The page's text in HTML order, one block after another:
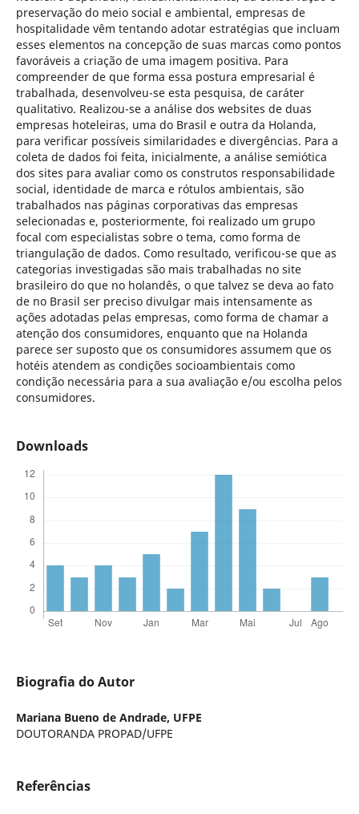
preservação do meio social e ambiental, empresas de
hospitalidade vêm tentando adotar estratégias que incluam
esses elementos na concepção de suas marcas como pontos
favoráveis a criação de uma imagem positiva. Para
compreender de que forma essa postura empresarial é
trabalhada, desenvolveu-se esta pesquisa, de caráter
qualitativo. Realizou-se a análise dos websites de duas
empresas hoteleiras, uma do Brasil e outra da Holanda,
para verificar possíveis similaridades e divergências. Para a
coleta de dados foi feita, inicialmente, a análise semiótica
dos sites para avaliar como os construtos responsabilidade
social, identidade de marca e rótulos ambientais, são
trabalhados nas páginas corporativas das empresas
selecionadas e, posteriormente, foi realizado um grupo
focal com especialistas sobre o tema, como forma de
triangulação de dados. Como resultado, verificou-se que as
categorias investigadas são mais trabalhadas no site
brasileiro do que no holandês, o que talvez se deva ao fato
de no Brasil ser preciso divulgar mais intensamente as
ações adotadas pelas empresas, como forma de chamar a
atenção dos consumidores, enquanto que na Holanda
parece ser suposto que os consumidores assumem que os
hotéis atendem as condições socioambientais como
condição necessária para a sua avaliação e/ou escolha pelos
consumidores.
Downloads
Biografia do Autor
Mariana Bueno de Andrade, UFPE
DOUTORANDA PROPAD/UFPE
Referências